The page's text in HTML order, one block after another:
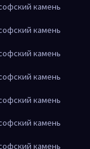
камень
камень
камень
камень
камень
камень
камень